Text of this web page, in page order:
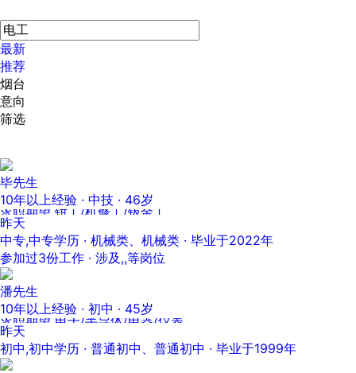
最新
推荐
烟台
意向
筛选
毕先生
10年以上经验 · 中技 · 46岁
求职期望 钳工/机修工/钣金工
昨天
中专,中专学历 · 机械类、机械类 · 毕业于2022年
参加过3份工作 · 涉及,,等岗位
潘先生
10年以上经验 · 初中 · 45岁
求职期望 电子/半导体/电器/仪表
昨天
初中,初中学历 · 普通初中、普通初中 · 毕业于1999年